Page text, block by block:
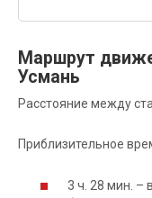
Маршрут
Усмань
Расстояние между
Приблизительное
3 ч. 28 мин. –